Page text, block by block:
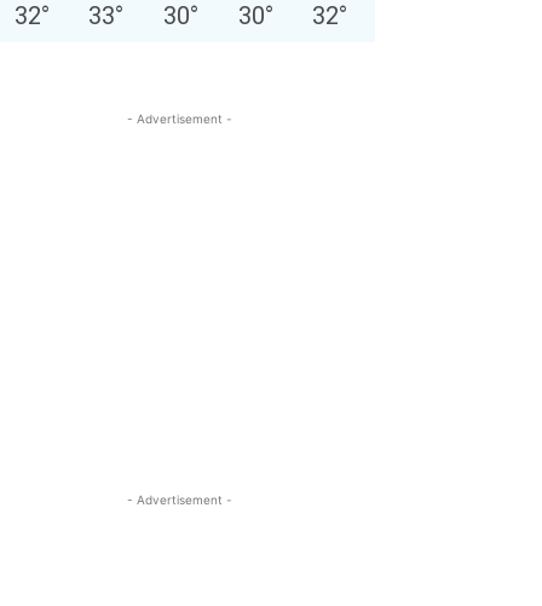
32° 33° 30° 30° 32°
- Advertisement -
- Advertisement -